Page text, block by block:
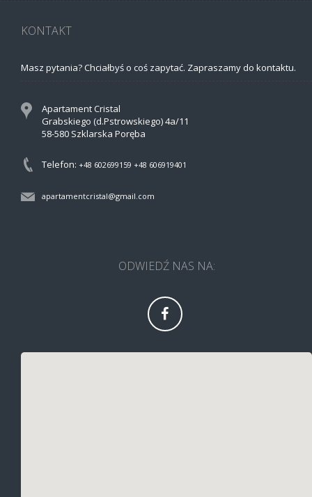
KONTAKT
Masz pytania? Chciałbyś o coś zapytać. Zapraszamy do kontaktu.
Apartament Cristal
Grabskiego (d.Pstrowskiego) 4a/11
58-580 Szklarska Poręba
Telefon: +48 602699159 +48 606919401
apartamentcristal@gmail.com
ODWIEDŹ NAS NA: